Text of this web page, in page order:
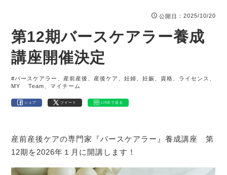
公開日 ：2025/10/20
第12期バースケアラー養成
講座開催決定
#バースケアラー、産前産後、産後ケア、妊婦、妊娠、資格、ライセンス、
MY Team、マイチーム
シェア ツイート LINEで送る
産前産後ケアの専門家『バースケアラー』養成講座 第
12期を2026年１月に開講します！